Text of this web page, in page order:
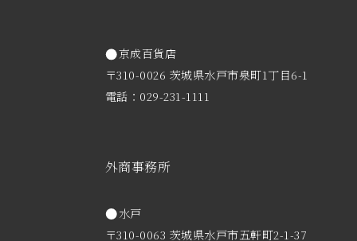
京成百貨店
〒310-0026 茨城県水戸市泉町1丁目6-1
電話：029-231-1111
外商事務所
水戸
〒310-0063 茨城県水戸市五軒町2-1-37